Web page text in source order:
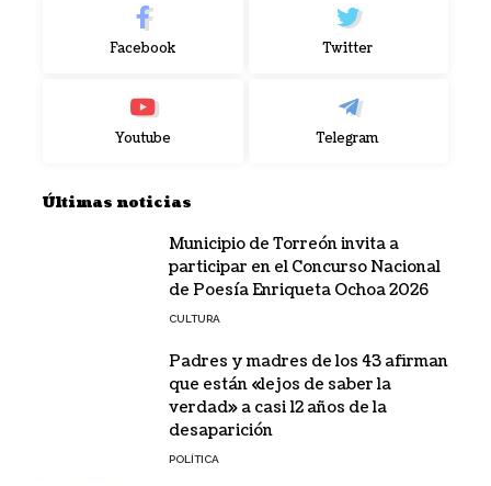
Facebook Twitter
Youtube Telegram
Últimas noticias
Municipio de Torreón invita a
participar en el Concurso Nacional
de Poesía Enriqueta Ochoa 2026
CULTURA
Padres y madres de los 43 afirman
que están «lejos de saber la
verdad» a casi 12 años de la
desaparición
POLÍTICA